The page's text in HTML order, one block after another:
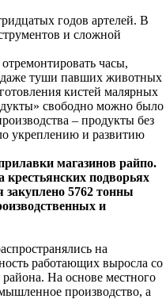
годов артелей. В
и сложной
часы,
даже туши павших животных
кистей малярных
свободно можно было
– продукты без
укреплению и развитию
магазинов райпо.
крестьянских подворьях
закуплено 5762 тонны
и
на
работающих выросла со
На основе местного
производство, а